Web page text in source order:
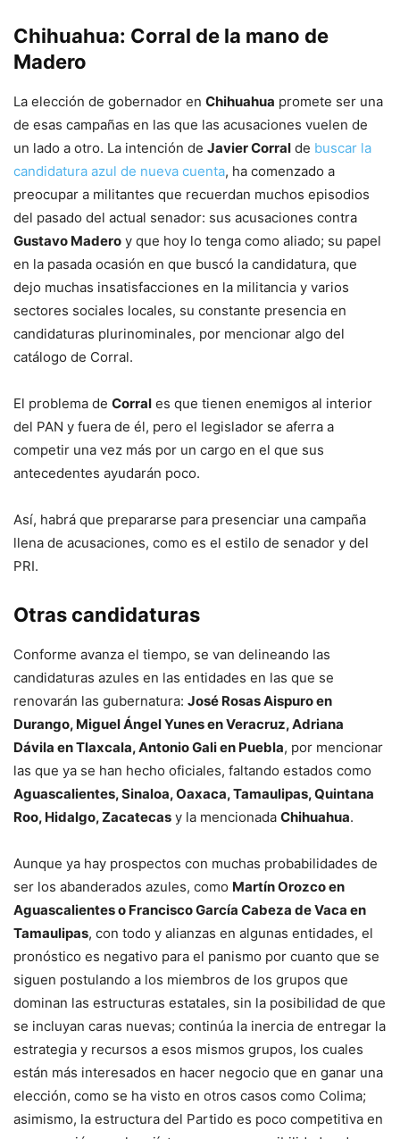
Chihuahua: Corral de la mano de
Madero
La elección de gobernador en Chihuahua promete ser una
de esas campañas en las que las acusaciones vuelen de
un lado a otro. La intención de Javier Corral de buscar la
candidatura azul de nueva cuenta, ha comenzado a
preocupar a militantes que recuerdan muchos episodios
del pasado del actual senador: sus acusaciones contra
Gustavo Madero y que hoy lo tenga como aliado; su papel
en la pasada ocasión en que buscó la candidatura, que
dejo muchas insatisfacciones en la militancia y varios
sectores sociales locales, su constante presencia en
candidaturas plurinominales, por mencionar algo del
catálogo de Corral.
El problema de Corral es que tienen enemigos al interior
del PAN y fuera de él, pero el legislador se aferra a
competir una vez más por un cargo en el que sus
antecedentes ayudarán poco.
Así, habrá que prepararse para presenciar una campaña
llena de acusaciones, como es el estilo de senador y del
PRI.
Otras candidaturas
Conforme avanza el tiempo, se van delineando las
candidaturas azules en las entidades en las que se
renovarán las gubernatura: José Rosas Aispuro en
Durango, Miguel Ángel Yunes en Veracruz, Adriana
Dávila en Tlaxcala, Antonio Gali en Puebla, por mencionar
las que ya se han hecho oficiales, faltando estados como
Aguascalientes, Sinaloa, Oaxaca, Tamaulipas, Quintana
Roo, Hidalgo, Zacatecas y la mencionada Chihuahua.
Aunque ya hay prospectos con muchas probabilidades de
ser los abanderados azules, como Martín Orozco en
Aguascalientes o Francisco García Cabeza de Vaca en
Tamaulipas, con todo y alianzas en algunas entidades, el
pronóstico es negativo para el panismo por cuanto que se
siguen postulando a los miembros de los grupos que
dominan las estructuras estatales, sin la posibilidad de que
se incluyan caras nuevas; continúa la inercia de entregar la
estrategia y recursos a esos mismos grupos, los cuales
están más interesados en hacer negocio que en ganar una
elección, como se ha visto en otros casos como Colima;
asimismo, la estructura del Partido es poco competitiva en